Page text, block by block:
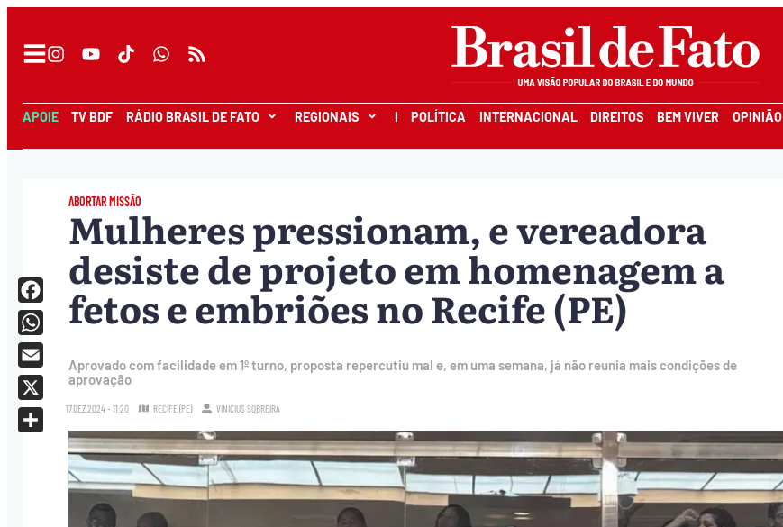
APOIE TV BDF RÁDIO BRASIL DE FATO REGIONAIS I POLÍTICA INTERNACIONAL DIREITOS BEM VIVER OPINIÃO
ABORTAR MISSÃO
Mulheres pressionam, e vereadora
desiste de projeto em homenagem a
fetos e embriões no Recife (PE)
Aprovado com facilidade em 1º turno, proposta repercutiu mal e, em uma semana, já não reunia mais condições de
aprovação
17.DEZ.2024 - 11:20 RECIFE (PE) VINICIUS SOBREIRA
Facebook
WhatsApp
Email
X